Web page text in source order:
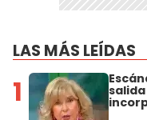
LAS MÁS LEÍDAS
1